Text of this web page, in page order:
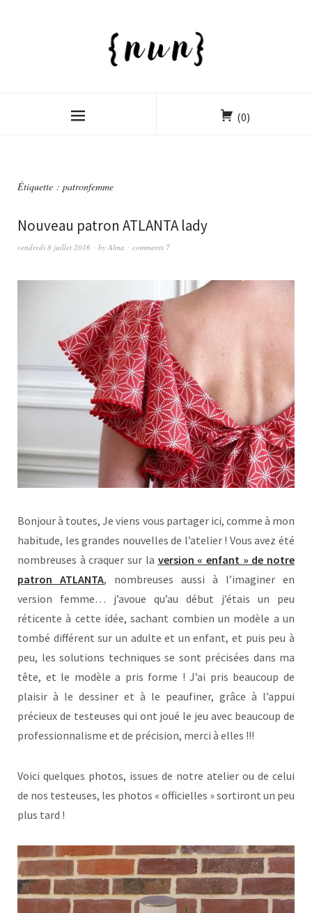
(0)
Étiquette : patronfemme
Nouveau patron ATLANTA lady
vendredi 8 juillet 2016 by Alma comments 7
Bonjour à toutes, Je viens vous partager ici, comme à mon
habitude, les grandes nouvelles de l’atelier ! Vous avez été
nombreuses à craquer sur la version « enfant » de notre
patron ATLANTA, nombreuses aussi à l’imaginer en
version femme… j’avoue qu’au début j’étais un peu
réticente à cette idée, sachant combien un modèle a un
tombé différent sur un adulte et un enfant, et puis peu à
peu, les solutions techniques se sont précisées dans ma
tête, et le modèle a pris forme ! J’ai pris beaucoup de
plaisir à le dessiner et à le peaufiner, grâce à l’appui
précieux de testeuses qui ont joué le jeu avec beaucoup de
professionnalisme et de précision, merci à elles !!!
Voici quelques photos, issues de notre atelier ou de celui
de nos testeuses, les photos « officielles » sortiront un peu
plus tard !